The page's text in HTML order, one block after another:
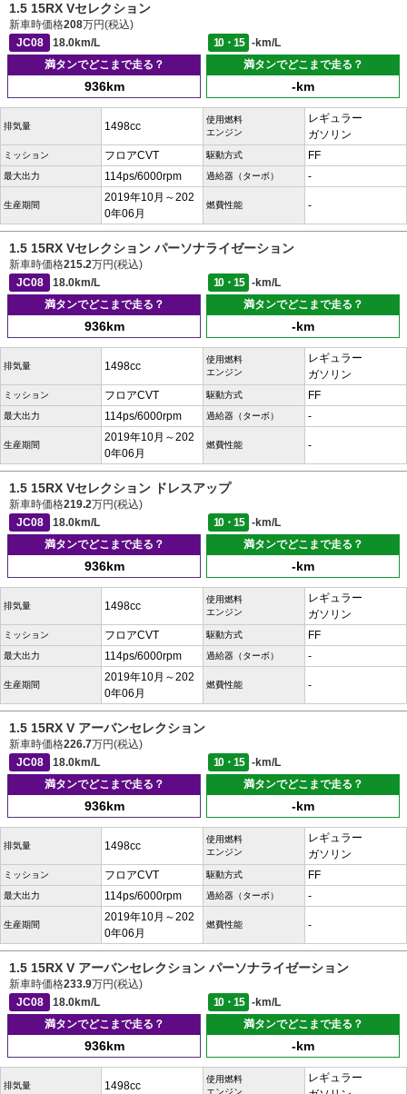
1.5 15RX Vセレクション
新車時価格208万円(税込)
JC08
18.0km/L 10・15
-km/L
満タンでどこまで走る？
936km
満タンでどこまで走る？
-km
排気量 1498cc
使用燃料
エンジン
レギュラー
ガソリン
ミッション フロアCVT 駆動方式 FF
最大出力 114ps/6000rpm 過給器（ターボ） -
生産期間
2019年10月～202
0年06月
燃費性能 -
1.5 15RX Vセレクション パーソナライゼーション
新車時価格215.2万円(税込)
JC08
18.0km/L 10・15
-km/L
満タンでどこまで走る？
936km
満タンでどこまで走る？
-km
排気量 1498cc
使用燃料
エンジン
レギュラー
ガソリン
ミッション フロアCVT 駆動方式 FF
最大出力 114ps/6000rpm 過給器（ターボ） -
生産期間
2019年10月～202
0年06月
燃費性能 -
1.5 15RX Vセレクション ドレスアップ
新車時価格219.2万円(税込)
JC08
18.0km/L 10・15
-km/L
満タンでどこまで走る？
936km
満タンでどこまで走る？
-km
排気量 1498cc
使用燃料
エンジン
レギュラー
ガソリン
ミッション フロアCVT 駆動方式 FF
最大出力 114ps/6000rpm 過給器（ターボ） -
生産期間
2019年10月～202
0年06月
燃費性能 -
1.5 15RX V アーバンセレクション
新車時価格226.7万円(税込)
JC08
18.0km/L 10・15
-km/L
満タンでどこまで走る？
936km
満タンでどこまで走る？
-km
排気量 1498cc
使用燃料
エンジン
レギュラー
ガソリン
ミッション フロアCVT 駆動方式 FF
最大出力 114ps/6000rpm 過給器（ターボ） -
生産期間
2019年10月～202
0年06月
燃費性能 -
1.5 15RX V アーバンセレクション パーソナライゼーション
新車時価格233.9万円(税込)
JC08
18.0km/L 10・15
-km/L
満タンでどこまで走る？
936km
満タンでどこまで走る？
-km
排気量 1498cc
使用燃料
エンジン
レギュラー